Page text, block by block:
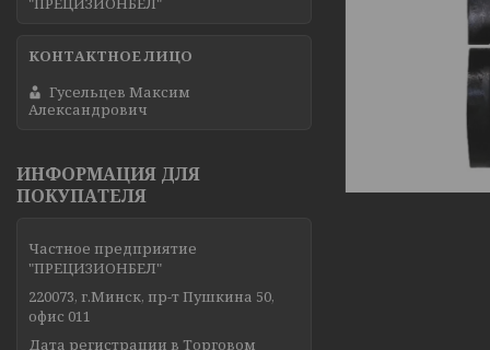
Гусельцев Максим
Александрович
ИНФОРМАЦИЯ ДЛЯ
ПОКУПАТЕЛЯ
Частное предприятие
"ПРЕЦИЗИОНБЕЛ"
220073, г.Минск, пр-т Пушкина 50,
офис 011
Дата регистрации в Торговом